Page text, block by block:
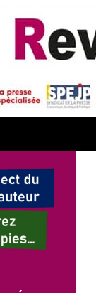
gestion
Revues de Gestion